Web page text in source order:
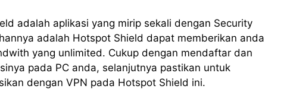
adalah aplikasi yang mirip sekali dengan Security
adalah Hotspot Shield dapat memberikan anda
yang unlimited. Cukup dengan mendaftar dan
pada PC anda, selanjutnya pastikan untuk
dengan VPN pada Hotspot Shield ini.